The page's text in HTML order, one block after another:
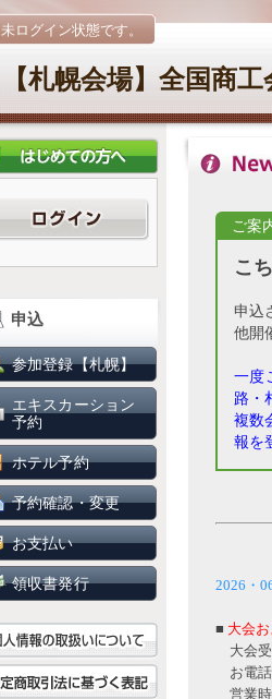
未ログイン状態です。
【札幌会場】全国商
申込
参加登録【札幌】
エキスカーション
予約
ホテル予約
予約確認・変更
お支払い
領収書発行
ご案
こ
申込
他開
一度
路・
複数
報を
2026・
■ 大会
大会受
お電話
営業時